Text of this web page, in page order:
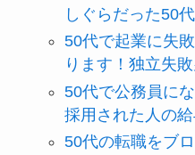
しぐらだった50
50代で起業に失
ります！独立失
50代で公務員に
採用された人の
50代の転職をブ